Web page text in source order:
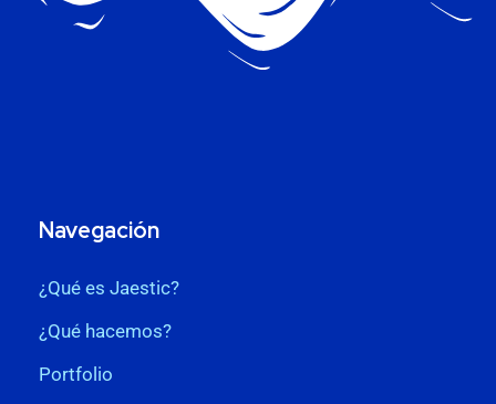
Navegación
¿Qué es Jaestic?
¿Qué hacemos?
Portfolio